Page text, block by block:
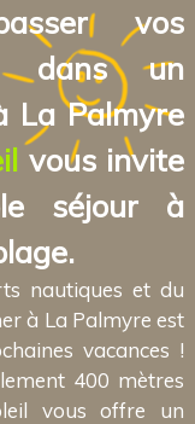
vos
dans un
La Palmyre
vous invite
séjour à
nautiques et du
à La Palmyre est
vacances !
400 mètres
vous offre un